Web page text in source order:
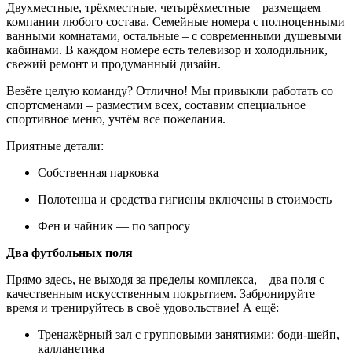
Двухместные, трёхместные, четырёхместные – размещаем
компании любого состава. Семейные номера с полноценными
ванными комнатами, остальные – с современными душевыми
кабинами. В каждом номере есть телевизор и холодильник,
свежий ремонт и продуманный дизайн.
Везёте целую команду? Отлично! Мы привыкли работать со
спортсменами – разместим всех, составим специальное
спортивное меню, учтём все пожелания.
Приятные детали:
Собственная парковка
Полотенца и средства гигиены включены в стоимость
Фен и чайник — по запросу
Два футбольных поля
Прямо здесь, не выходя за пределы комплекса, – два поля с
качественным искусственным покрытием. Забронируйте
время и тренируйтесь в своё удовольствие! А ещё:
Тренажёрный зал с групповыми занятиями: боди-шейп,
калланетика